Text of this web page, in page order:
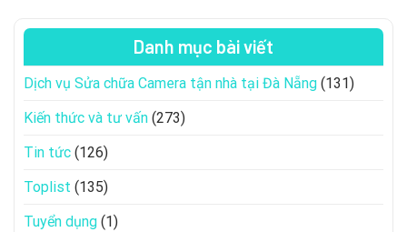
Danh mục bài viết
Dịch vụ Sửa chữa Camera tận nhà tại Đà Nẵng (131)
Kiến thức và tư vấn (273)
Tin tức (126)
Toplist (135)
Tuyển dụng (1)